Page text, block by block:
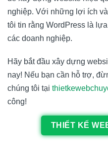
nghiệp. Với những lợi ích
tôi tin rằng WordPress là
các doanh nghiệp.
Hãy bắt đầu xây dựng
nay! Nếu bạn cần hỗ trợ,
chúng tôi tại
công!
THIẾT KẾ